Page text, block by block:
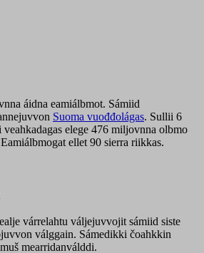
áidna eamiálbmot. Sámiid
Suoma vuođđolágas. Sullii 6
veahkadagas elege 476 miljovnna olbmo
ellet 90 sierra riikkas.
várrelahtu váljejuvvojit sámiid siste
válggain. Sámedikki čoahkkin
mearridanválddi.